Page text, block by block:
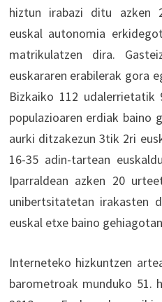
hiztun irabazi ditu azken
euskal autonomia
matrikulatzen dira.
euskararen erabilerak gora
Bizkaiko 112 udalerrietatik
populazioaren erdiak baino
aurki ditzakezun 3tik 2ri
16-35 adin-tartean
Iparraldean azken 20
unibertsitatetan irakasten
euskal etxe baino
Interneteko hizkuntzen
barometroak munduko 51.